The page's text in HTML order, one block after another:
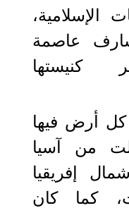
الإسلامية،
عاصمة
كنيستها
أرض فيها
من آسيا
إفريقيا
كما كان